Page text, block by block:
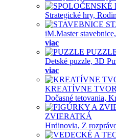
Strategické hry,
iM.Master stavebnice,
viac
Detské puzzle, 3D
viac
KREATÍVNE
Dočasné tetovania,
ZVIERATKÁ
Hrdinovia, Z